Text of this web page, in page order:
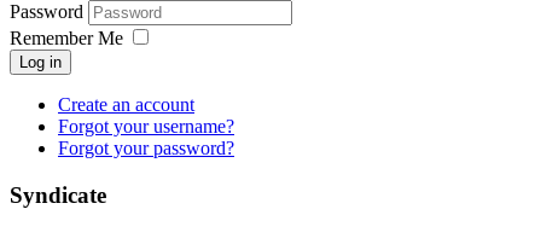
Password
Remember Me
Log in
Create an account
Forgot your username?
Forgot your password?
Syndicate